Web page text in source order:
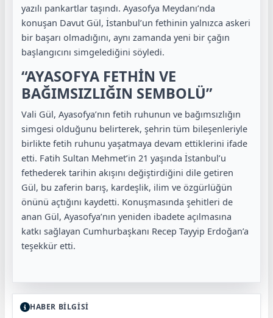
yazılı pankartlar taşındı. Ayasofya Meydanı’nda
konuşan Davut Gül, İstanbul’un fethinin yalnızca askeri
bir başarı olmadığını, aynı zamanda yeni bir çağın
başlangıcını simgelediğini söyledi.
“AYASOFYA FETHİN VE
BAĞIMSIZLIĞIN SEMBOLÜ”
Vali Gül, Ayasofya’nın fetih ruhunun ve bağımsızlığın
simgesi olduğunu belirterek, şehrin tüm bileşenleriyle
birlikte fetih ruhunu yaşatmaya devam ettiklerini ifade
etti. Fatih Sultan Mehmet’in 21 yaşında İstanbul’u
fethederek tarihin akışını değiştirdiğini dile getiren
Gül, bu zaferin barış, kardeşlik, ilim ve özgürlüğün
önünü açtığını kaydetti. Konuşmasında şehitleri de
anan Gül, Ayasofya’nın yeniden ibadete açılmasına
katkı sağlayan Cumhurbaşkanı Recep Tayyip Erdoğan’a
teşekkür etti.
HABER BİLGİSİ